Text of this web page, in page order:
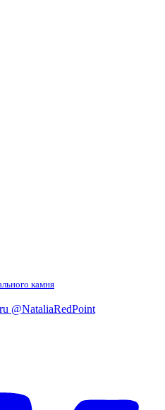
камня
@NataliaRedPoint